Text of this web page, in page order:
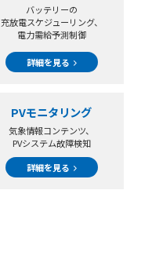
バッテリーの
充放電スケジューリング、
電力需給予測制御
詳細を見る
PVモニタリング
気象情報コンテンツ、
PVシステム故障検知
詳細を見る